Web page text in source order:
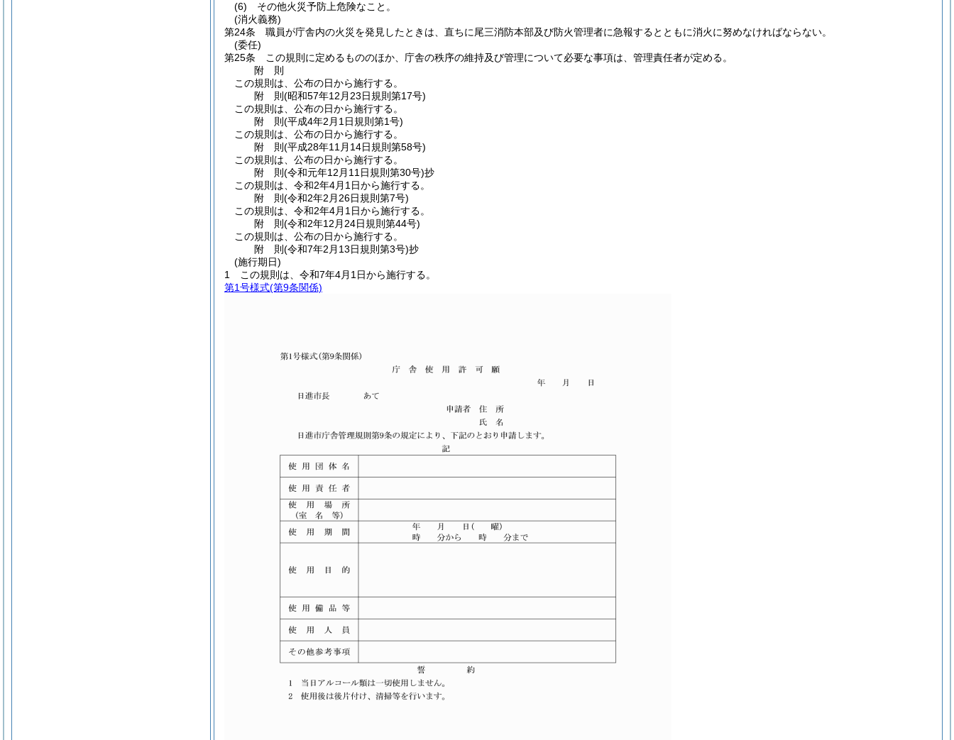
(6)
その他火災予防上危険なこと。
(消火義務)
第24条
職員が庁舎内の火災を発見したときは、直ちに尾三消防本部及び防火管理者に急報するとともに消火に努めなければならない。
(委任)
第25条
この規則に定めるもののほか、庁舎の秩序の維持及び管理について必要な事項は、管理責任者が定める。
附 則
この規則は、公布の日から施行する。
附 則(昭和57年12月23日規則第17号)
この規則は、公布の日から施行する。
附 則(平成4年2月1日規則第1号)
この規則は、公布の日から施行する。
附 則(平成28年11月14日規則第58号)
この規則は、公布の日から施行する。
附 則(令和元年12月11日規則第30号)抄
この規則は、令和2年4月1日から施行する。
附 則(令和2年2月26日規則第7号)
この規則は、令和2年4月1日から施行する。
附 則(令和2年12月24日規則第44号)
この規則は、公布の日から施行する。
附 則(令和7年2月13日規則第3号)抄
(施行期日)
1
この規則は、令和7年4月1日から施行する。
第1号様式(第9条関係)